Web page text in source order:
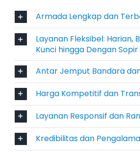
semacam ini. Melalui rental
Belitung, Anda tidak perlu
kontur jalan yang menantang,
tersedia dalam opsi matic
preferensi berkendara Anda.
4. Pilihan Transmisi
yang Disesuaikan
Salsa Wisata sebagai penyedia
Armada Lengkap dan
Layanan Fleksibel: Harian,
Kunci hingga Dengan Sopir
Antar Jemput Bandara
Harga Kompetitif dan
Layanan Responsif dan
Kredibilitas dan